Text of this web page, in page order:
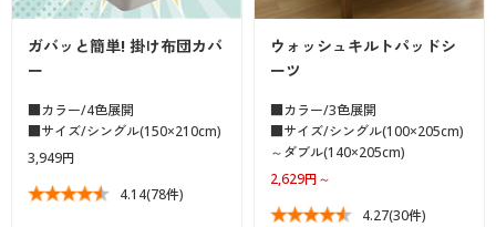
ガバッと簡単! 掛け布団カバ
ー
■カラー/4色展開
■サイズ/シングル(150×210cm)
3,949円
4.14(78件)
ウォッシュキルトパッドシ
ーツ
■カラー/3色展開
■サイズ/シングル(100×205cm)
～ダブル(140×205cm)
2,629円～
4.27(30件)